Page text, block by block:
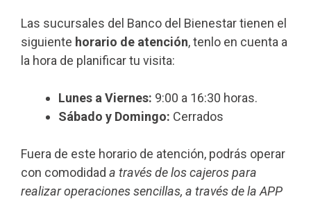
Las sucursales del Banco del Bienestar tienen el
siguiente horario de atención, tenlo en cuenta a
la hora de planificar tu visita:
Lunes a Viernes: 9:00 a 16:30 horas.
Sábado y Domingo: Cerrados
Fuera de este horario de atención, podrás operar
con comodidad a través de los cajeros para
realizar operaciones sencillas, a través de la APP